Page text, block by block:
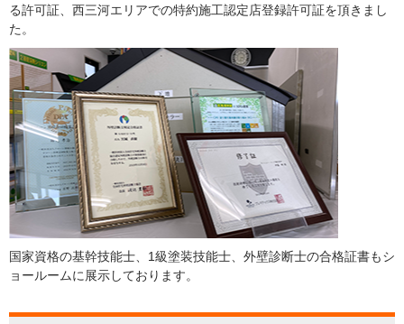
る許可証、西三河エリアでの特約施工認定店登録許可証を頂きまし
た。
国家資格の基幹技能士、1級塗装技能士、外壁診断士の合格証書もシ
ョールームに展示しております。